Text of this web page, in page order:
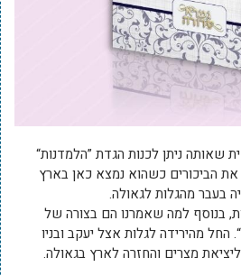
שאותה ניתן לכנות הגדת ”הלמדנות“
הביכורים כשהוא נמצא כאן בארץ
בעבר מהגלות לגאולה.
בנוסף למה שאמרנו הם בצורה של
החל מהירידה לגלות אצל יעקב ובניו
מצרים והחזרה לארץ בגאולה.